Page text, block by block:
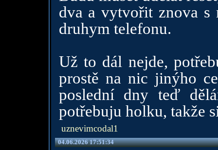
dva a vytvořit znova s
druhym telefonu.
Už to dál nejde,
prostě na nic jinýho
poslední dny teď
potřebuju holku, takže
uznevimcodal1
04.06.2026 17:51:34